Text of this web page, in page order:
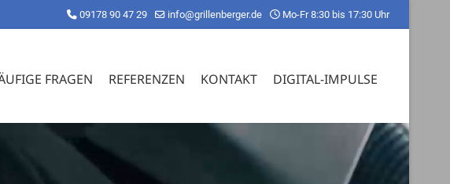
09178 90 47 29 info@grillenberger.de Mo-Fr 8:30 bis 17:30 Uhr
FRAGEN REFERENZEN KONTAKT DIGITAL-IMPULSE